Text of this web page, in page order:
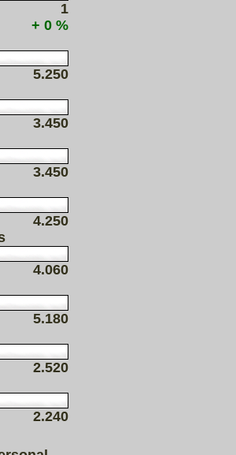
1
+ 0 %
5.250
3.450
3.450
4.250
4.060
5.180
2.520
2.240